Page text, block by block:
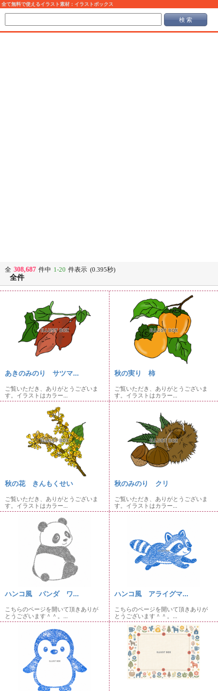
全て無料で使えるイラスト素材：イラストボックス
検 索
全 308,687 件中 1-20 件表示 (0.395秒)
全件
あきのみのり サツマ...
ご覧いただき、ありがとうございま
す。イラストはカラー...
秋の実り 柿
ご覧いただき、ありがとうございま
す。イラストはカラー...
秋の花 きんもくせい
ご覧いただき、ありがとうございま
す。イラストはカラー...
秋のみのり クリ
ご覧いただき、ありがとうございま
す。イラストはカラー...
ハンコ風 パンダ ワ...
こちらのページを開いて頂きありが
とうございます＾＾。...
ハンコ風 アライグマ...
こちらのページを開いて頂きありが
とうございます＾＾。...